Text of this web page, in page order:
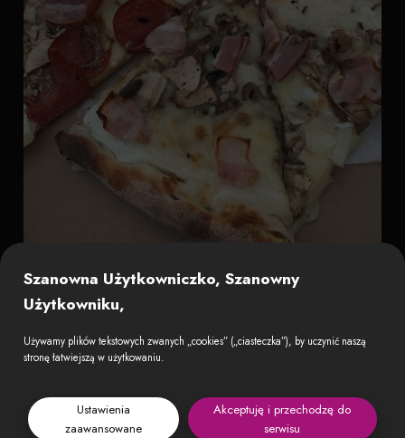
Szanowna Użytkowniczko, Szanowny
Użytkowniku,
Używamy plików tekstowych zwanych „cookies” („ciasteczka”), by uczynić naszą
stronę łatwiejszą w użytkowaniu.
Ustawienia
zaawansowane
Akceptuję i przechodzę do
serwisu